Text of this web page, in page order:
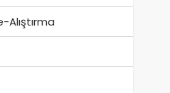
Alıştırma